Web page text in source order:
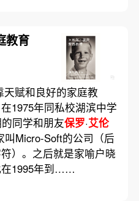
教育
赋和良好的家庭教
1975年同私校湖滨中学
的同学和朋友保罗·艾伦
叫Micro-Soft的公司（后
）。之后就是家喻户晓
在1995年到……